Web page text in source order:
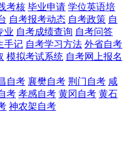
考核 毕业申请 学位英语培
自考报考动态 自考政策 自
业 自考成绩查询 自考问答
手记 自考学习方法 外省自考
模拟考试系统 自考网上报名
自考 襄樊自考 荆门自考 咸
考 孝感自考 黄冈自考 黄石
神农架自考